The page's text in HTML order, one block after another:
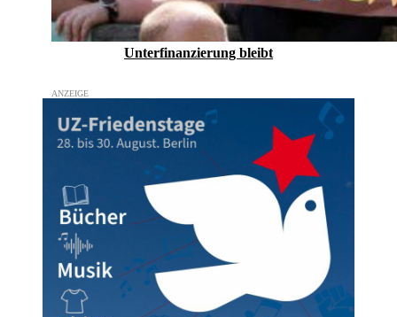
Unterfinanzierung bleibt